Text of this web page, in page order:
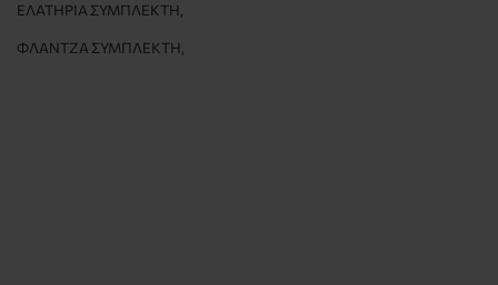
ΕΛΑΤΗΡΙΑ ΣΥΜΠΛΕΚΤΗ,
ΦΛΑΝΤΖΑ ΣΥΜΠΛΕΚΤΗ,